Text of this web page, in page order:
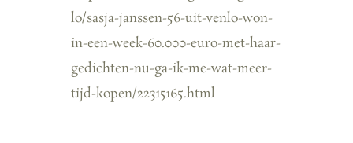
lo/sasja-janssen-56-uit-venlo-won-
in-een-week-60.000-euro-met-haar-
gedichten-nu-ga-ik-me-wat-meer-
tijd-kopen/22315165.html